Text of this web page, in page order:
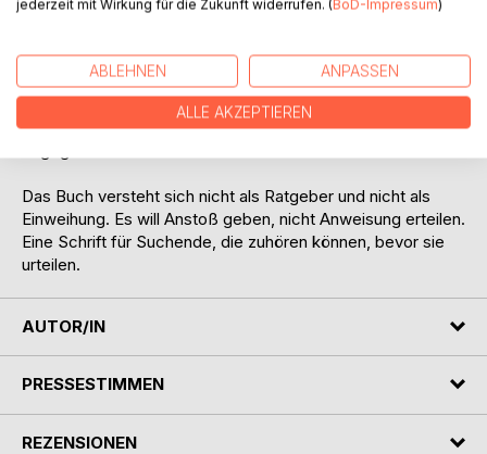
Was diese Schrift auszeichnet, ist die Bereitschaft,
verschweigen. Antisemitische Fälschungen, völkisch-
okkulte Strömungen und moderne
Verschwörungserzählungen werden in ihren historischen
Kontext gestellt und gegen ideologische Vereinnahmung
Das Buch versteht sich nicht als Ratgeber und nicht als
Einweihung. Es will Anstoß geben, nicht Anweisung erteilen.
Eine Schrift für Suchende, die zuhören können, bevor sie
urteilen.
AUTOR/IN
PRESSESTIMMEN
REZENSIONEN
jederzeit mit Wirkung für die Zukunft widerrufen. (BoD-Impressum)
ABLEHNEN ANPASSEN
ALLE AKZEPTIEREN